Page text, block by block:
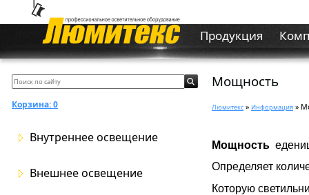
Продукция
Корзина:0
Внутреннее освещение
Внешнее освещение
Мощность
Люмитекс » Информация »
Мощность
Определяет
Которую